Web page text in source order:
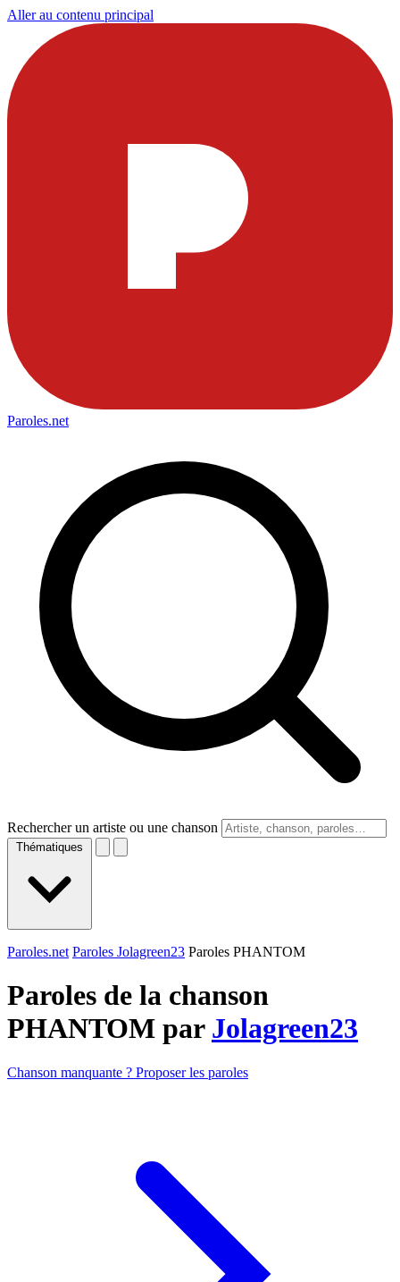
Aller au contenu principal
Paroles.net
Rechercher un artiste ou une chanson
Thématiques
Paroles.net Paroles Jolagreen23 Paroles PHANTOM
Paroles de la chanson
PHANTOM par Jolagreen23
Chanson manquante ? Proposer les paroles